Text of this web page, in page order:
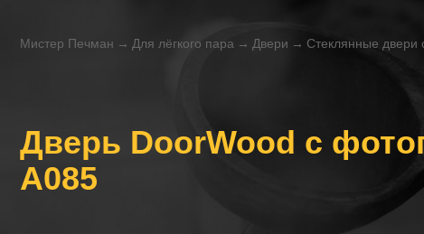
Мистер Печман → Для лёгкого пара → Двери → Стеклянные двери
Дверь DoorWood с
A085